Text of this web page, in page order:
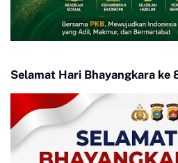
Selamat Hari Bhayangkara ke